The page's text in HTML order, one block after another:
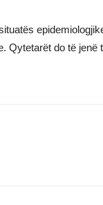
Qytetarët do të jenë